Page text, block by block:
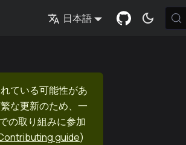
日本語
ている可能性があ
な更新のため、一
の取り組みに参加
guide)